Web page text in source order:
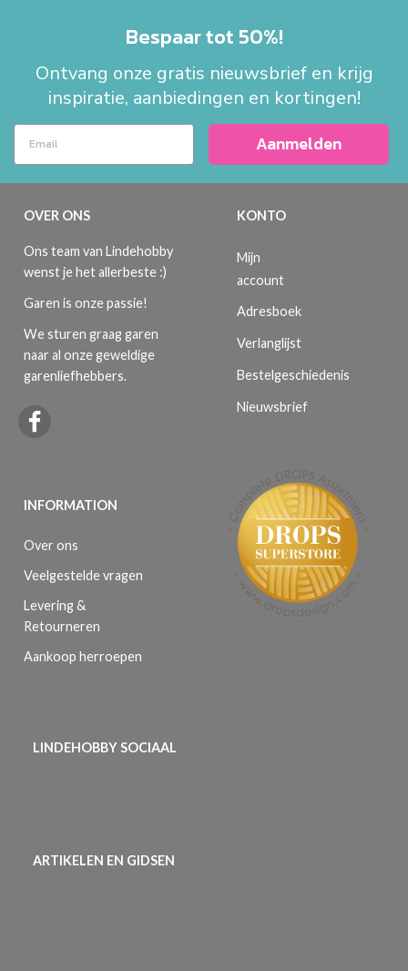
Bespaar tot 50%!
Ontvang onze gratis nieuwsbrief en krijg
inspiratie, aanbiedingen en kortingen!
Aanmelden
OVER ONS
Ons team van Lindehobby
wenst je het allerbeste :)
Garen is onze passie!
We sturen graag garen
naar al onze geweldige
garenliefhebbers.
INFORMATION
Over ons
Veelgestelde vragen
Levering &
Retourneren
Aankoop herroepen
KONTO
Mijn
account
Adresboek
Verlanglijst
Bestelgeschiedenis
Nieuwsbrief
LINDEHOBBY SOCIAAL
ARTIKELEN EN GIDSEN